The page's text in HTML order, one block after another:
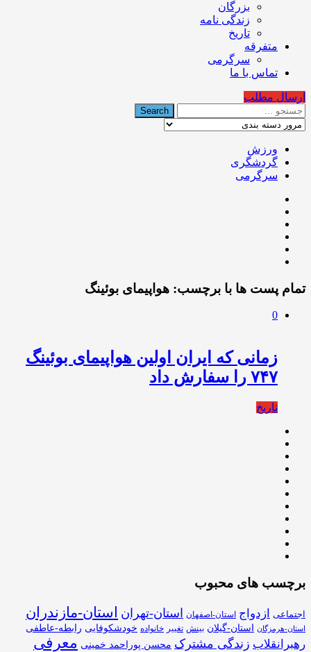
بزرگان
زندگی نامه
تاریخ
متفرقه
سرگرمی
تماس با ما
ارسال مطلب
ورزش
گردشگری
سرگرمی
تمام پست ها با برچسب: هواپیمای بوئینگ
0
زمانی که ایران اولین هواپیمای بوئینگ
۷۴۷ را سفارش داد
تاریخ
برچسب های محبوب
اجتماعی ازدواج استان-اصفهان استان-تهران استان-مازندران
استان-هرمزگان استان-گیلان بینش تغییر خانواده خودشکوفایی رابطه-عاطفی
رهبرانقلاب زندگی مشترک محسن پوراحمد خمینی معرفی